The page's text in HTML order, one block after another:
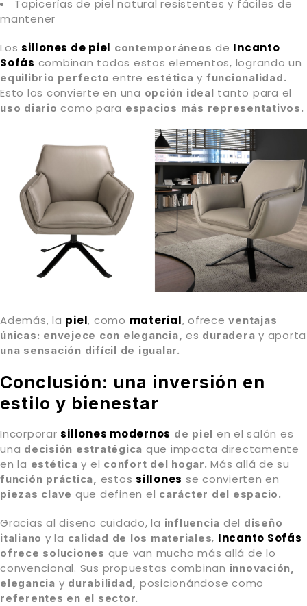
Tapicerías de piel natural resistentes y fáciles de
mantener
Los sillones de piel contemporáneos de Incanto
Sofás combinan todos estos elementos, logrando un
equilibrio perfecto entre estética y funcionalidad.
Esto los convierte en una opción ideal tanto para el
uso diario como para espacios más representativos.
Además, la piel, como material, ofreceventajas
únicas: envejece con elegancia, es duradera y aporta
una sensación difícil de igualar.
Conclusión: una inversión en
estilo y bienestar
Incorporarsillones modernos de piel en el salón es
una decisión estratégica que impacta directamente
en la estética y el confort del hogar. Más allá de su
función práctica, estos sillones se convierten en
piezas clave que definen el carácter del espacio.
Gracias al diseño cuidado, la influencia del diseño
italiano y la calidad de los materiales, Incanto Sofás
ofrece soluciones que van mucho más allá de lo
convencional. Sus propuestas combinan innovación,
elegancia y durabilidad, posicionándose como
referentes en el sector.